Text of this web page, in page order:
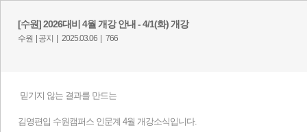
[수원] 2026대비 4월 개강 안내 - 4/1(화) 개강
수원 | 공지 | 2025.03.06 | 766
믿기지 않는 결과를 만드는
김영편입 수원캠퍼스 인문계 4월 개강소식입니다.